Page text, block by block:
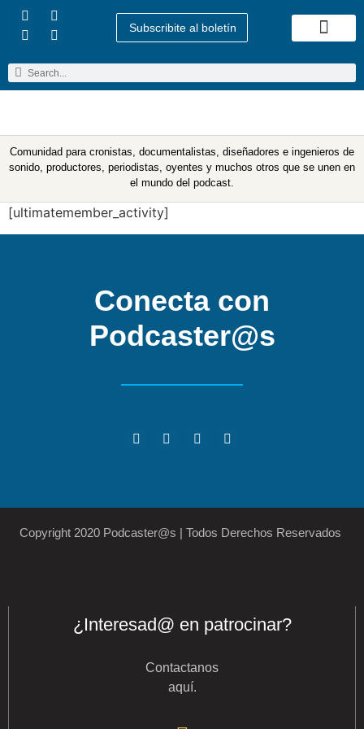
Subscribite al boletín
Comunidad para cronistas, documentalistas, diseñadores e ingenieros de
sonido, productores, periodistas, oyentes y muchos otros que se unen en
el mundo del podcast.
[ultimatemember_activity]
Conecta con
Podcaster@s
Copyright 2020 Podcaster@s | Todos Derechos Reservados
¿Interesad@ en patrocinar?
Contactanos
aquí.